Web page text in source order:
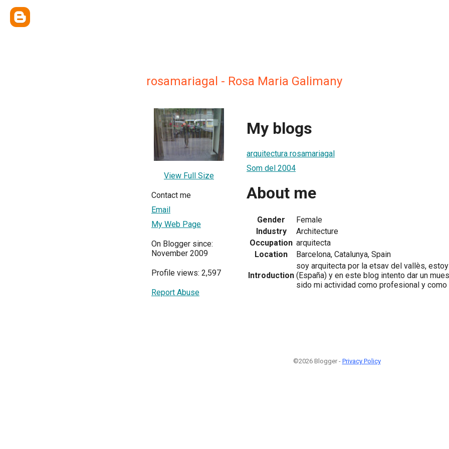
rosamariagal - Rosa Maria Galimany
View Full Size
Contact me
Email
My Web Page
On Blogger since:
November 2009
Profile views: 2,597
Report Abuse
My blogs
arquitectura rosamariagal
Som del 2004
About me
Gender
Female
Industry
Architecture
Occupation arquitecta
Location
Barcelona, Catalunya, Spain
Introduction
soy arquitecta por la etsav del vallès,
(España) y en este blog intento dar un
sido mi actividad como profesional y como
©2026 Blogger - Privacy Policy